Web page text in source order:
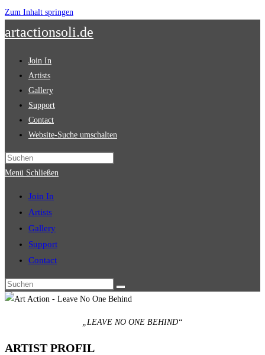
Zum Inhalt springen
artactionsoli.de
Join In
Artists
Gallery
Support
Contact
Website-Suche umschalten
Menü Schließen
Join In
Artists
Gallery
Support
Contact
„LEAVE NO ONE BEHIND“
ARTIST PROFIL